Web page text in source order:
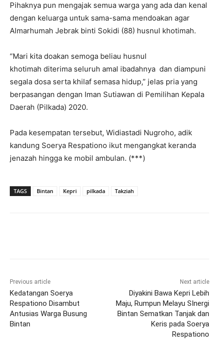
Pihaknya pun mengajak semua warga yang ada dan kenal
dengan keluarga untuk sama-sama mendoakan agar
Almarhumah Jebrak binti Sokidi (88) husnul khotimah.
“Mari kita doakan semoga beliau husnul
khotimah diterima seluruh amal ibadahnya dan diampuni
segala dosa serta khilaf semasa hidup,” jelas pria yang
berpasangan dengan Iman Sutiawan di Pemilihan Kepala
Daerah (Pilkada) 2020.
Pada kesempatan tersebut, Widiastadi Nugroho, adik
kandung Soerya Respationo ikut mengangkat keranda
jenazah hingga ke mobil ambulan. (***)
TAGS Bintan Kepri pilkada Takziah
Previous article
Kedatangan Soerya
Respationo Disambut
Antusias Warga Busung
Bintan
Next article
Diyakini Bawa Kepri Lebih
Maju, Rumpun Melayu SInergi
Bintan Sematkan Tanjak dan
Keris pada Soerya
Respationo